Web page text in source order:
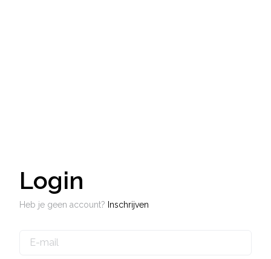
Login
Heb je geen account? Inschrijven